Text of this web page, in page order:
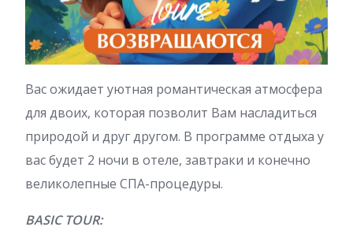
Вас ожидает уютная романтическая атмосфера
для двоих, которая позволит Вам насладиться
природой и друг другом. В программе отдыха у
вас будет 2 ночи в отеле, завтраки и конечно
великолепные СПА-процедуры.
BASIC TOUR: